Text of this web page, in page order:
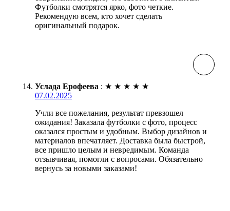
Футболки смотрятся ярко, фото четкие.
Рекомендую всем, кто хочет сделать
оригинальный подарок.
Услада Ерофеева : ★ ★ ★ ★ ★
07.02.2025
Учли все пожелания, результат превзошел
ожидания! Заказала футболки с фото, процесс
оказался простым и удобным. Выбор дизайнов и
материалов впечатляет. Доставка была быстрой,
все пришло целым и невредимым. Команда
отзывчивая, помогли с вопросами. Обязательно
вернусь за новыми заказами!